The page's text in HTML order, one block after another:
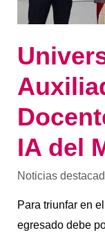
IA del
Noticias
Para triunfar en
egresado debe
India